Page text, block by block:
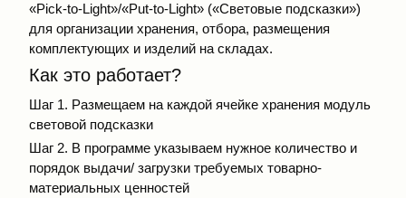
«Pick-to-Light»/«Put-to-Light» («Световые подсказки»)
для организации хранения, отбора, размещения
комплектующих и изделий на складах.
Как это работает?
Шаг 1. Размещаем на каждой ячейке хранения модуль
световой подсказки
Шаг 2. В программе указываем нужное количество и
порядок выдачи/ загрузки требуемых товарно-
материальных ценностей